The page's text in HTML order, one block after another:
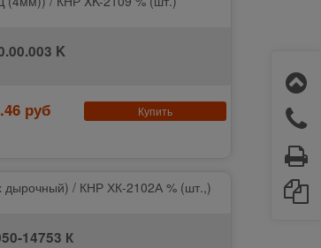
K
руб Купить
дырочный) / КНР ХК-2102А % (шт.,)
14753 К